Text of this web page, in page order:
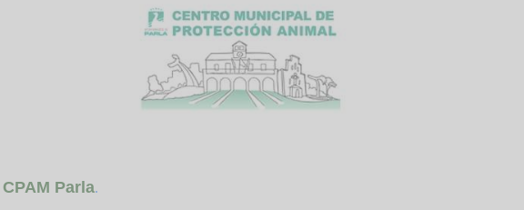
CPAM Parla.